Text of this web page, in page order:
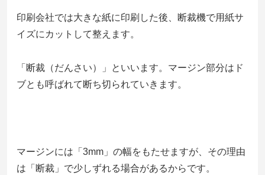
印刷会社では大きな紙に印刷した後、断裁機で用紙サ
イズにカットして整えます。
「断裁（だんさい）」といいます。マージン部分はド
ブとも呼ばれて断ち切られていきます。
マージンには「3mm」の幅をもたせますが、その理由
は「断裁」で少しずれる場合があるからです。